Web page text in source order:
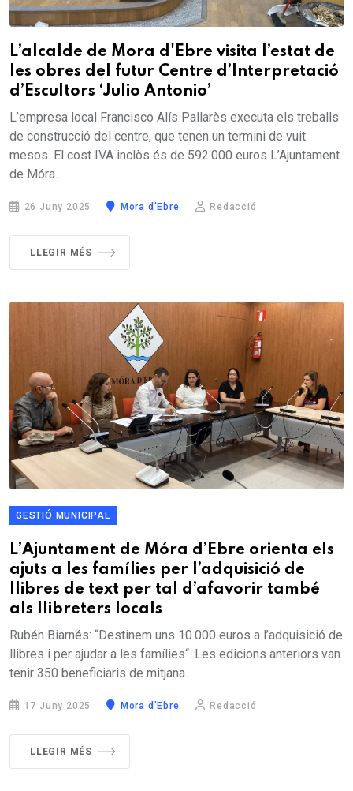
L’alcalde de Mora d'Ebre visita l’estat de
les obres del futur Centre d’Interpretació
d’Escultors ‘Julio Antonio’
L’empresa local Francisco Alís Pallarès executa els treballs
de construcció del centre, que tenen un termini de vuit
mesos. El cost IVA inclòs és de 592.000 euros L’Ajuntament
de Móra...
26 Juny 2025 Mora d'Ebre Redacció
LLEGIR MÉS
GESTIÓ MUNICIPAL
L’Ajuntament de Móra d’Ebre orienta els
ajuts a les famílies per l’adquisició de
llibres de text per tal d’afavorir també
als llibreters locals
Rubén Biarnés: “Destinem uns 10.000 euros a l’adquisició de
llibres i per ajudar a les famílies“. Les edicions anteriors van
tenir 350 beneficiaris de mitjana...
17 Juny 2025 Mora d'Ebre Redacció
LLEGIR MÉS